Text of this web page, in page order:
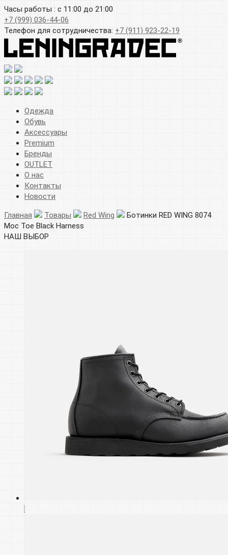
Часы работы : с 11:00 до 21:00
+7 (999) 036-44-06
Телефон для сотрудничества: +7 (911) 923-22-19
Одежда
Обувь
Аксессуары
Premium
Бренды
OUTLET
О нас
Контакты
Новости
Главная Товары Red Wing
Ботинки RED WING 8074
Moc Toe Black Harness
НАШ ВЫБОР